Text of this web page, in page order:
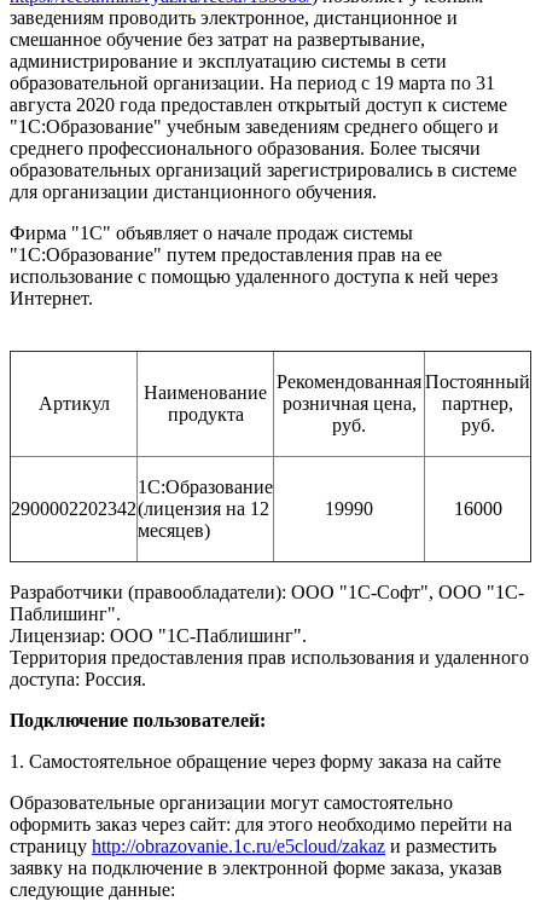
заведениям проводить электронное, дистанционное и
смешанное обучение без затрат на развертывание,
администрирование и эксплуатацию системы в сети
образовательной организации. На период с 19 марта по 31
августа 2020 года предоставлен открытый доступ к системе
"1С:Образование" учебным заведениям среднего общего и
среднего профессионального образования. Более тысячи
образовательных организаций зарегистрировались в системе
для организации дистанционного обучения.
Фирма "1С" объявляет о начале продаж системы
"1С:Образование" путем предоставления прав на ее
использование с помощью удаленного доступа к ней через
Интернет.
Артикул
Наименование
продукта
Рекомендованная
розничная цена,
руб.
Постоянный
партнер,
руб.
2900002202342
1С:Образование
(лицензия на 12
месяцев)
19990 16000
Разработчики (правообладатели): ООО "1С-Софт", ООО "1С-
Паблишинг".
Лицензиар: ООО "1С-Паблишинг".
Территория предоставления прав использования и удаленного
доступа: Россия.
Подключение пользователей:
1. Самостоятельное обращение через форму заказа на сайте
Образовательные организации могут самостоятельно
оформить заказ через сайт: для этого необходимо перейти на
страницу http://obrazovanie.1c.ru/e5cloud/zakaz и разместить
заявку на подключение в электронной форме заказа, указав
следующие данные: